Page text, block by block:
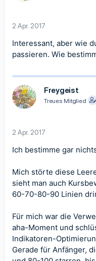
:
2 Apr. 2017
Interessant, aber wie
passieren. Wie
Freygeist
Treues Mitglied
2 Apr. 2017
Ich bestimme gar
Mich störte diese
sieht man auch
60-70-80-90 Linien
Für mich war die
aha-Moment und
Indikatoren-
Gerade für Anfänger,